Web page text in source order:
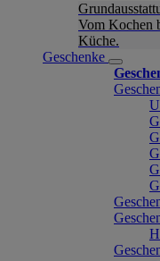
Vom Kochen
Küche.
Geschenke